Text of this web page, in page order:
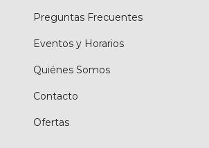
Preguntas Frecuentes
Eventos y Horarios
Quiénes Somos
Contacto
Ofertas